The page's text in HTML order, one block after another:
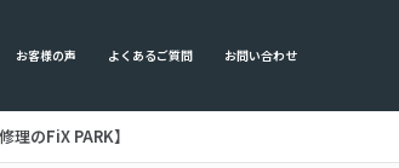
お客様の声 よくあるご質問 お問い合わせ
のFiX PARK】